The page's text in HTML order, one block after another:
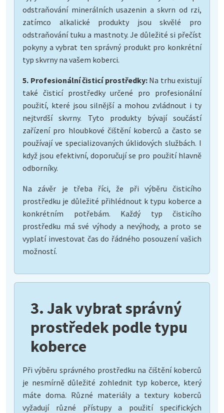
odstraňování minerálních usazenin a skvrn od rzi,
zatímco alkalické produkty jsou skvělé pro
odstraňování tuku a mastnoty. Je důležité si přečíst
pokyny a vybrat ten správný produkt pro konkrétní
typ skvrny na vašem koberci.
5. Profesionální čisticí prostředky:Na trhu existují
také čisticí prostředky určené pro profesionální
použití, které jsou silnější a mohou zvládnout i ty
nejtvrdší skvrny. Tyto produkty bývají součástí
zařízení pro hloubkové čištění koberců a často se
používají ve specializovaných úklidových službách. I
když jsou efektivní, doporučují se pro použití hlavně
odborníky.
Na závěr je třeba říci, že při výběru čisticího
prostředku je důležité přihlédnout k typu koberce a
konkrétním potřebám. Každý typ čisticího
prostředku má své výhody a nevýhody, a proto se
vyplatí investovat čas do řádného posouzení vašich
možností.
3. Jak vybrat správný
prostředek podle typu
koberce
Při výběru správného prostředku na čištění koberců
je nesmírně důležité zohlednit typ koberce, který
máte doma. Různé materiály a textury koberců
vyžadují různé přístupy a použití specifických